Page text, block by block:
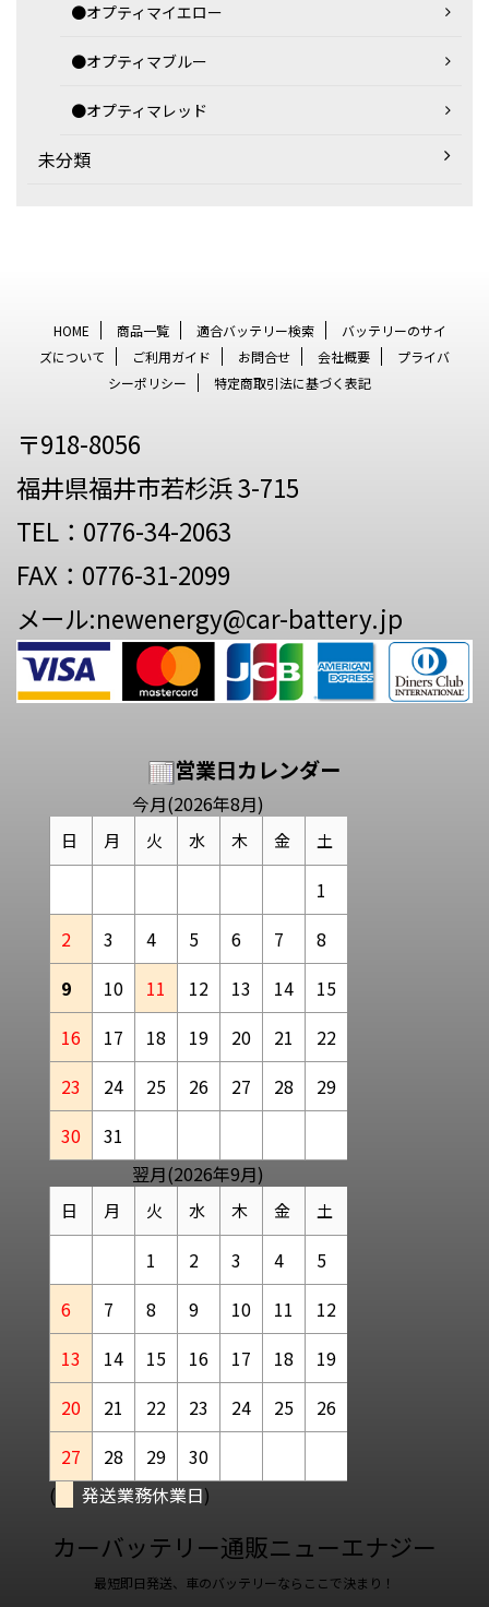
●オプティマイエロー
●オプティマブルー
●オプティマレッド
未分類
HOME 商品一覧 適合バッテリー検索
バッテリーのサイ
ズについて
ご利用ガイド お問合せ 会社概要
プライバ
シーポリシー
特定商取引法に基づく表記
〒918-8056
福井県福井市若杉浜 3-715
TEL：0776-34-2063
FAX：0776-31-2099
メール:newenergy@car-battery.jp
営業日カレンダー
今月(2026年8月)
日 月 火 水 木 金 土
1
2
3 4 5 6 7
8
9
10 11 12 13 14
15
16
17 18 19 20 21
22
23
24 25 26 27 28
29
30
31
翌月(2026年9月)
日 月 火 水 木 金 土
1 2 3 4
5
6
7 8 9 10 11
12
13
14 15 16 17 18
19
20
21 22 23 24 25
26
27
28 29
30
(
発送業務休業日)
カーバッテリー通販ニューエナジー
最短即日発送、車のバッテリーならここで決まり！